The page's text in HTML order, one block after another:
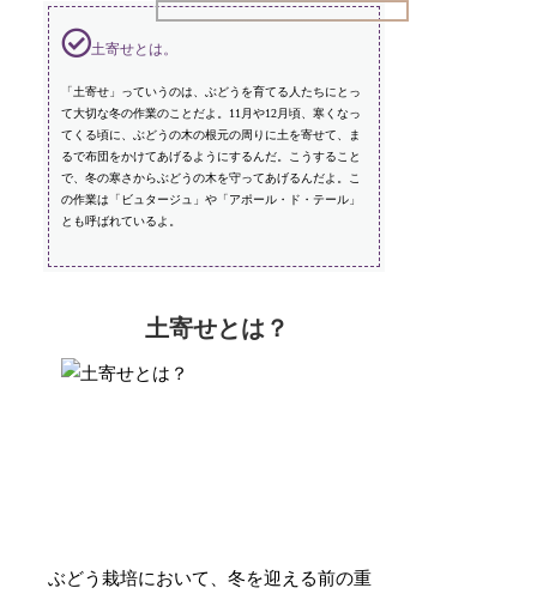
土寄せとは。
「土寄せ」っていうのは、ぶどうを育てる人たちにとっ
て大切な冬の作業のことだよ。11月や12月頃、寒くなっ
てくる頃に、ぶどうの木の根元の周りに土を寄せて、ま
るで布団をかけてあげるようにするんだ。こうすること
で、冬の寒さからぶどうの木を守ってあげるんだよ。こ
の作業は「ビュタージュ」や「アポール・ド・テール」
とも呼ばれているよ。
土寄せとは？
ぶどう栽培において、冬を迎える前の重